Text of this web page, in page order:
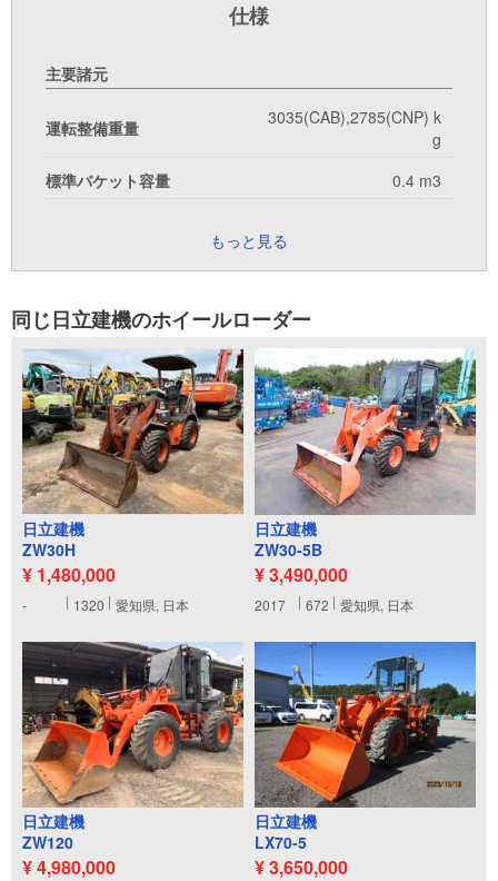
仕様
主要諸元
運転整備重量
3035(CAB),2785(CNP) k
g
標準バケット容量
0.4 m3
もっと見る
同じ日立建機のホイールローダー
日立建機
ZW30H
¥ 1,480,000
- 1320 愛知県, 日本
日立建機
ZW30-5B
¥ 3,490,000
2017 672 愛知県, 日本
日立建機
ZW120
¥ 4,980,000
日立建機
LX70-5
¥ 3,650,000